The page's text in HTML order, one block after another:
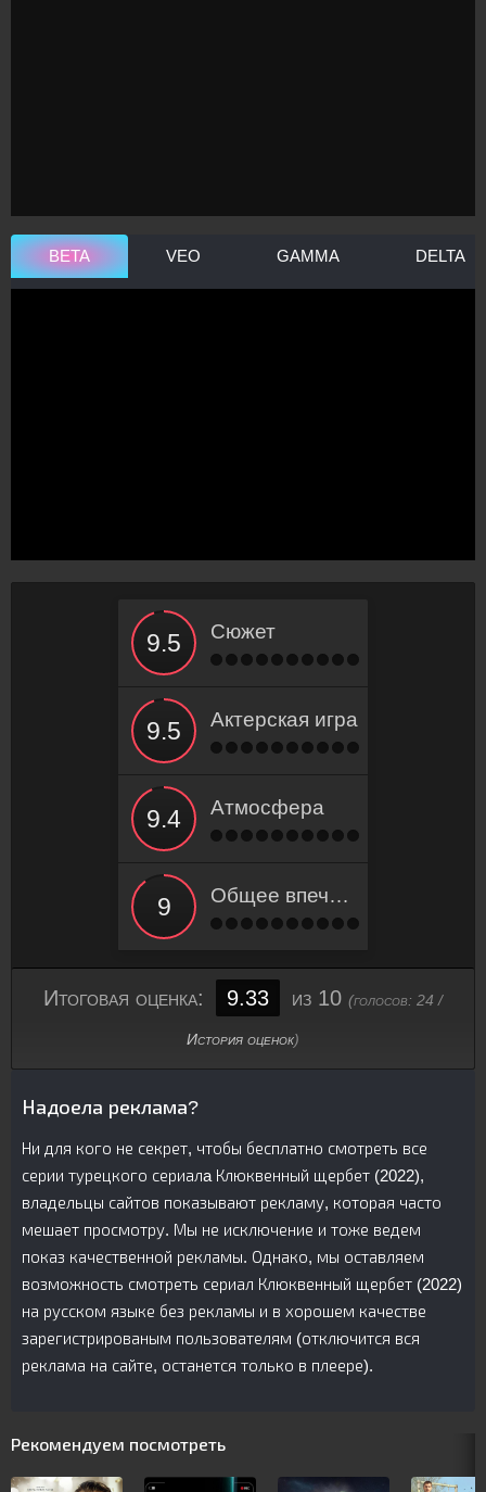
BETA VEO GAMMA DELTA
Сюжет
Актерская игра
Атмосфера
Общее впечатление
Итоговая оценка: 9.33 из 10 (голосов: 24 /
История оценок)
Надоела реклама?
Ни для кого не секрет, чтобы бесплатно смотреть все
серии турецкого сериалa Клюквенный щербет (2022),
владельцы сайтов показывают рекламу, которая часто
мешает просмотру. Мы не исключение и тоже ведем
показ качественной рекламы. Однако, мы оставляем
возможность смотреть сериал Клюквенный щербет (2022)
на русском языке без рекламы и в хорошем качестве
зарегистрированым пользователям (отключится вся
реклама на сайте, останется только в плеере).
Рекомендуем посмотреть